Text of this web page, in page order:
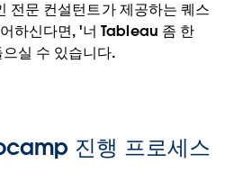
문 컨설턴트가 제공하는 퀘스
하신다면, '너 Tableau 좀 한
실 수 있습니다.
진행 프로세스